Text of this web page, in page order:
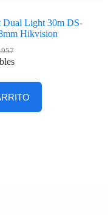
Dual Light 30m DS-
Hikvision